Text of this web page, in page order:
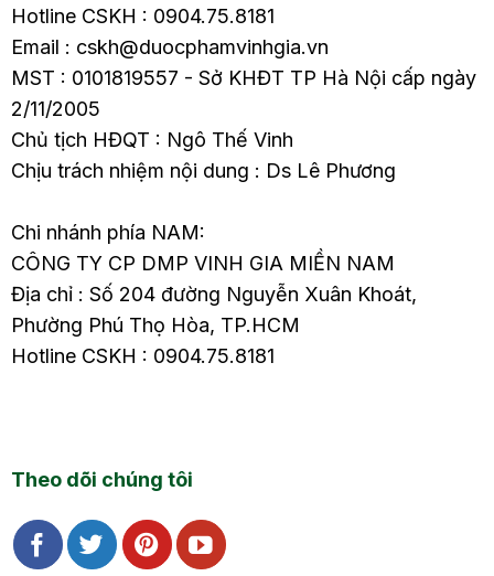
Hotline CSKH : 0904.75.8181
Email : cskh@duocphamvinhgia.vn
MST : 0101819557 - Sở KHĐT TP Hà Nội cấp ngày
2/11/2005
Chủ tịch HĐQT : Ngô Thế Vinh
Chịu trách nhiệm nội dung : Ds Lê Phương
Chi nhánh phía NAM:
CÔNG TY CP DMP VINH GIA MIỀN NAM
Địa chỉ : Số 204 đường Nguyễn Xuân Khoát,
Phường Phú Thọ Hòa, TP.HCM
Hotline CSKH : 0904.75.8181
Theo dõi chúng tôi